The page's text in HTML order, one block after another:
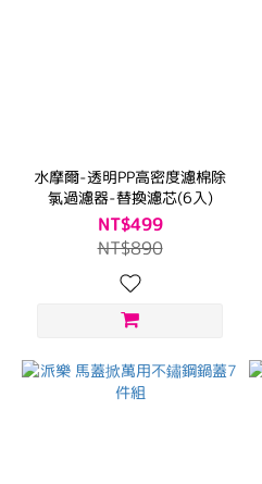
水摩爾-透明PP高密度濾棉除
氯過濾器-替換濾芯(6入)
NT$499
NT$890